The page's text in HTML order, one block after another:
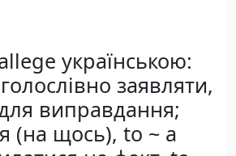
українською:
заявляти,
виправдання;
(на щось), to ~ a